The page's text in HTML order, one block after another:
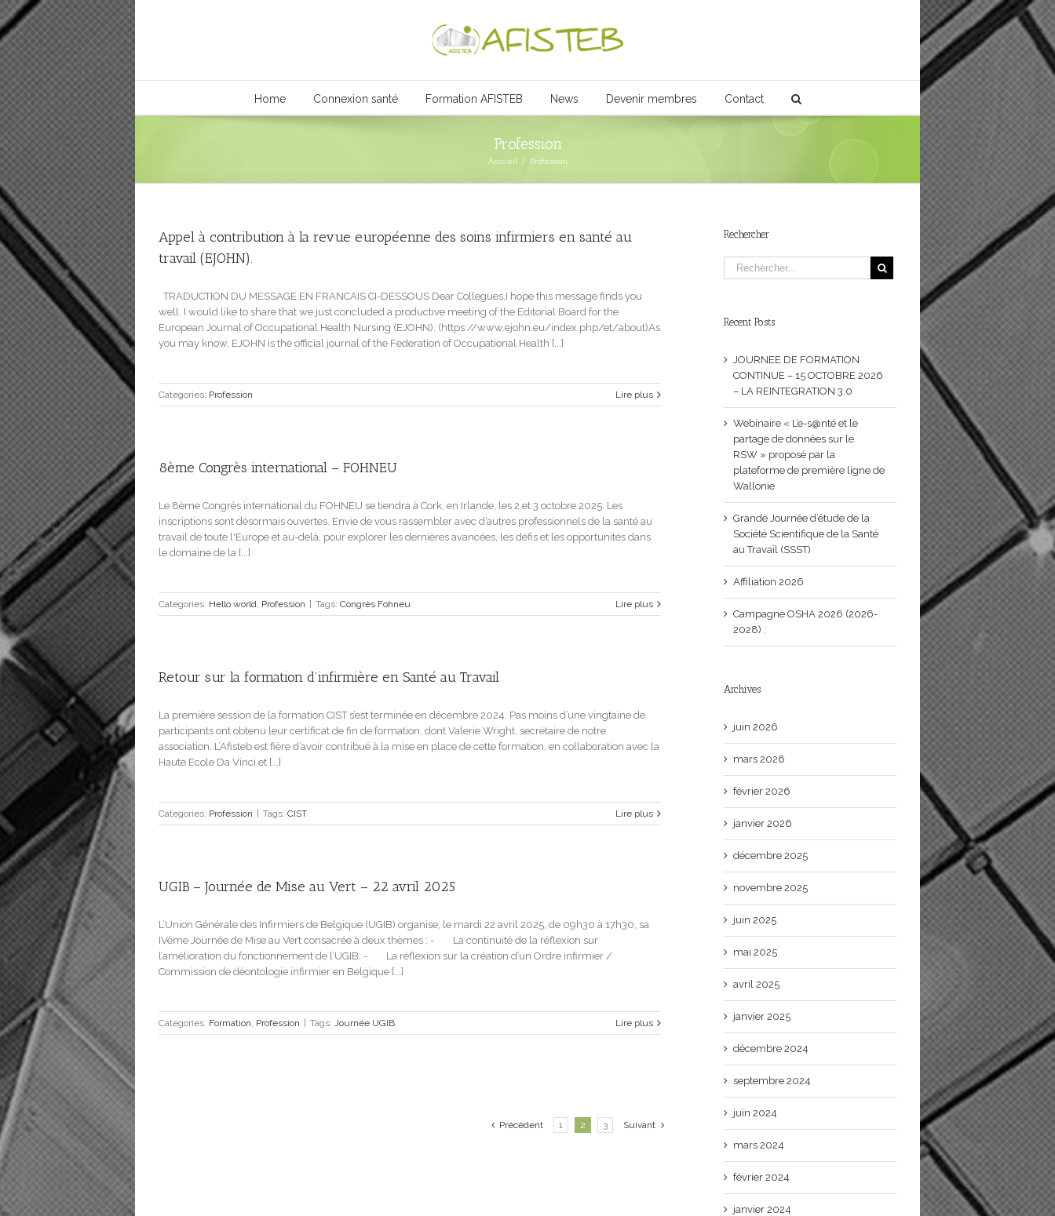
Home Connexion santé Formation AFISTEB News Devenir membres Contact
Profession
Accueil / Profession
Appel à contribution à la revue européenne des soins infirmiers en santé au
travail (EJOHN).
TRADUCTION DU MESSAGE EN FRANCAIS CI-DESSOUS Dear Collegues,I hope this message finds you
well. I would like to share that we just concluded a productive meeting of the Editorial Board for the
European Journal of Occupational Health Nursing (EJOHN). (https://www.ejohn.eu/index.php/et/about)As
you may know, EJOHN is the official journal of the Federation of Occupational Health [...]
Categories: Profession Lire plus
8ème Congrès international – FOHNEU
Le 8ème Congrès international du FOHNEU se tiendra à Cork, en Irlande, les 2 et 3 octobre 2025. Les
inscriptions sont désormais ouvertes. Envie de vous rassembler avec d’autres professionnels de la santé au
travail de toute l'Europe et au-delà, pour explorer les dernières avancées, les défis et les opportunités dans
le domaine de la [...]
Categories: Hello world, Profession Tags: Congrès Fohneu Lire plus
Retour sur la formation d’infirmière en Santé au Travail
La première session de la formation CIST s’est terminée en décembre 2024. Pas moins d’une vingtaine de
participants ont obtenu leur certificat de fin de formation, dont Valerie Wright, secrétaire de notre
association. L’Afisteb est fière d’avoir contribué à la mise en place de cette formation, en collaboration avec la
Haute Ecole Da Vinci et [...]
Categories: Profession Tags: CIST Lire plus
UGIB – Journée de Mise au Vert – 22 avril 2025
L’Union Générale des Infirmiers de Belgique (UGIB) organise, le mardi 22 avril 2025, de 09h30 à 17h30, sa
IVème Journée de Mise au Vert consacrée à deux thèmes : - La continuité de la réflexion sur
l’amélioration du fonctionnement de l’UGIB, - La réflexion sur la création d’un Ordre infirmier /
Commission de déontologie infirmier en Belgique [...]
Categories: Formation, Profession Tags: Journée UGIB Lire plus
Précédent 1 2 3 Suivant
Rechercher
Recent Posts
JOURNEE DE FORMATION
CONTINUE – 15 OCTOBRE 2026
– LA REINTEGRATION 3.0
Webinaire « L’e-s@nté et le
partage de données sur le
RSW » proposé par la
plateforme de première ligne de
Wallonie
Grande Journée d’étude de la
Société Scientifique de la Santé
au Travail (SSST)
Affiliation 2026
Campagne OSHA 2026 (2026-
2028) :
Archives
juin 2026
mars 2026
février 2026
janvier 2026
décembre 2025
novembre 2025
juin 2025
mai 2025
avril 2025
janvier 2025
décembre 2024
septembre 2024
juin 2024
mars 2024
février 2024
janvier 2024